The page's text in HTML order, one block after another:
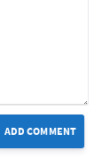
ADD COMMENT